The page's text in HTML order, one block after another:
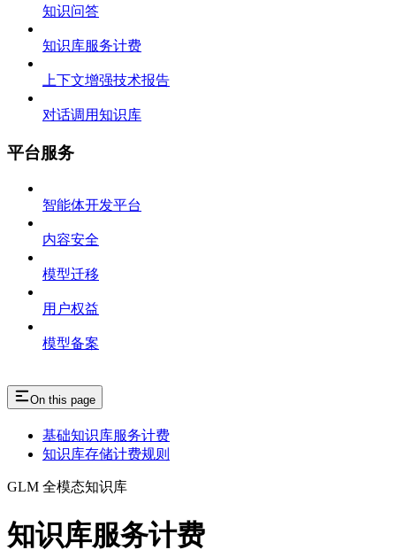
知识问答
知识库服务计费
上下文增强技术报告
对话调用知识库
平台服务
智能体开发平台
内容安全
模型迁移
用户权益
模型备案
On this page
基础知识库服务计费
知识库存储计费规则
GLM 全模态知识库
知识库服务计费